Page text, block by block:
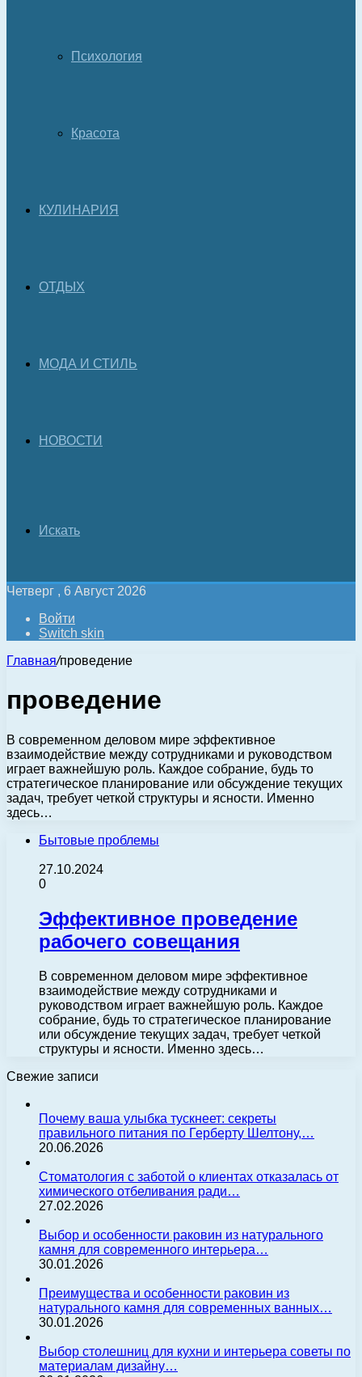
Психология
Красота
КУЛИНАРИЯ
ОТДЫХ
МОДА И СТИЛЬ
НОВОСТИ
Искать
Четверг , 6 Август 2026
Войти
Switch skin
Главная/проведение
проведение
В современном деловом мире эффективное
взаимодействие между сотрудниками и руководством
играет важнейшую роль. Каждое собрание, будь то
стратегическое планирование или обсуждение текущих
задач, требует четкой структуры и ясности. Именно
здесь…
Бытовые проблемы
27.10.2024
0
Эффективное проведение
рабочего совещания
В современном деловом мире эффективное
взаимодействие между сотрудниками и
руководством играет важнейшую роль. Каждое
собрание, будь то стратегическое планирование
или обсуждение текущих задач, требует четкой
структуры и ясности. Именно здесь…
Свежие записи
Почему ваша улыбка тускнеет: секреты
правильного питания по Герберту Шелтону,…
20.06.2026
Стоматология с заботой о клиентах отказалась от
химического отбеливания ради…
27.02.2026
Выбор и особенности раковин из натурального
камня для современного интерьера…
30.01.2026
Преимущества и особенности раковин из
натурального камня для современных ванных…
30.01.2026
Выбор столешниц для кухни и интерьера советы по
материалам дизайну…